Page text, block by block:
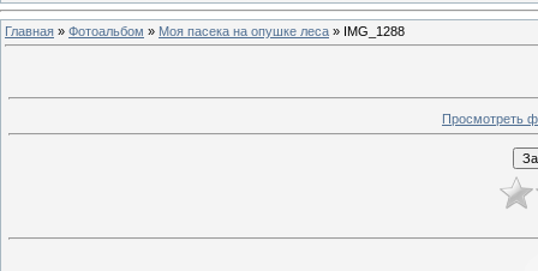
Главная » Фотоальбом » Моя пасека на опушке леса » IMG_1288
Просмотреть